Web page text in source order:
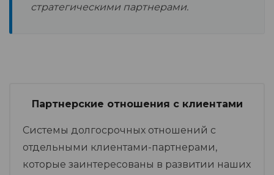
стратегическими партнерами.
Партнерские отношения с клиентами
Системы долгосрочных отношений с
отдельными клиентами-партнерами,
которые заинтересованы в развитии наших